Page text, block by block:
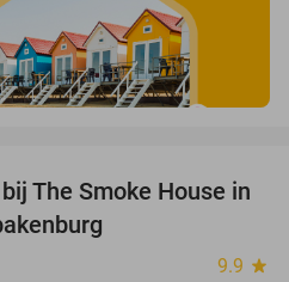
37%
The Smoke House in
9.9 star